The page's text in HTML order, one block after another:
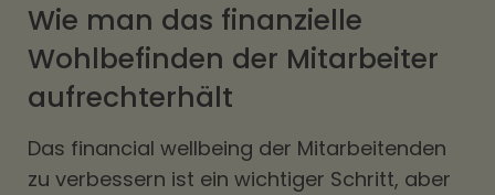
Wie man das finanzielle
Wohlbefinden der Mitarbeiter
aufrechterhält
Das financial wellbeing der Mitarbeitenden
zu verbessern ist ein wichtiger Schritt, aber